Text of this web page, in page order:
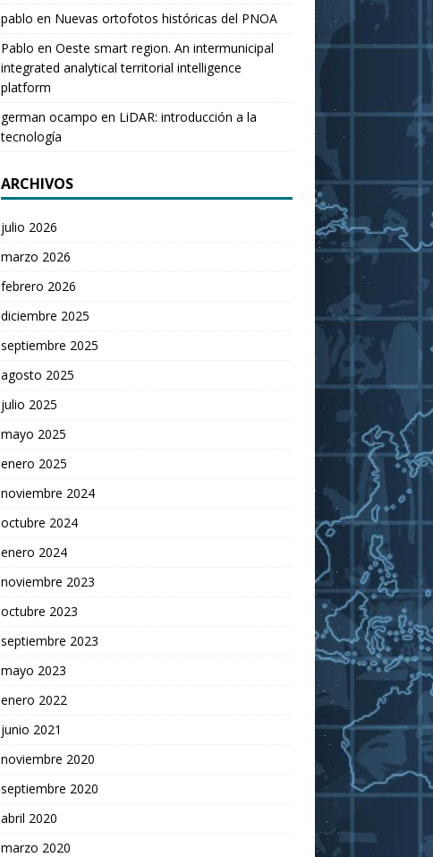
pablo en Nuevas ortofotos históricas del PNOA
Pablo en Oeste smart region. An intermunicipal
integrated analytical territorial intelligence
platform
german ocampo en LiDAR: introducción a la
tecnología
ARCHIVOS
julio 2026
marzo 2026
febrero 2026
diciembre 2025
septiembre 2025
agosto 2025
julio 2025
mayo 2025
enero 2025
noviembre 2024
octubre 2024
enero 2024
noviembre 2023
octubre 2023
septiembre 2023
mayo 2023
enero 2022
junio 2021
noviembre 2020
septiembre 2020
abril 2020
marzo 2020